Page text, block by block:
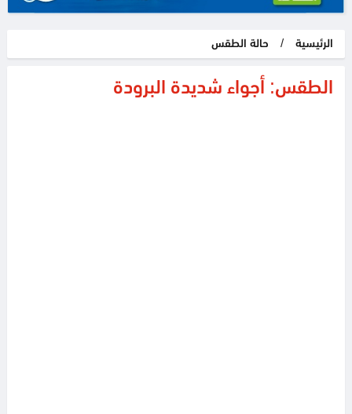
الرئيسية / حالة الطقس
الطقس: أجواء شديدة البرودة